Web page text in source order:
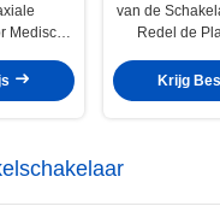
Medische
van de
Redel de
Mannelijke
Krijg